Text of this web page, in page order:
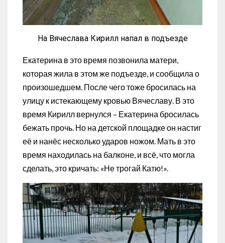
На Вячеслава Кирилл напал в подъезде
Екатерина в это время позвонила матери,
которая жила в этом же подъезде, и сообщила о
произошедшем. После чего тоже бросилась на
улицу к истекающему кровью Вячеславу. В это
время Кирилл вернулся – Екатерина бросилась
бежать прочь. Но на детской площадке он настиг
её и нанёс несколько ударов ножом. Мать в это
время находилась на балконе, и всё, что могла
сделать, это кричать: «Не трогай Катю!».